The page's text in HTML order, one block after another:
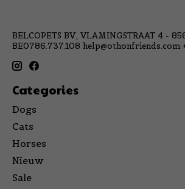
BELCOPETS BV, VLAMINGSTRAAT 4 -
BE0786.737.108 help@othonfriends.com
Categories
Dogs
Cats
Horses
Nieuw
Sale